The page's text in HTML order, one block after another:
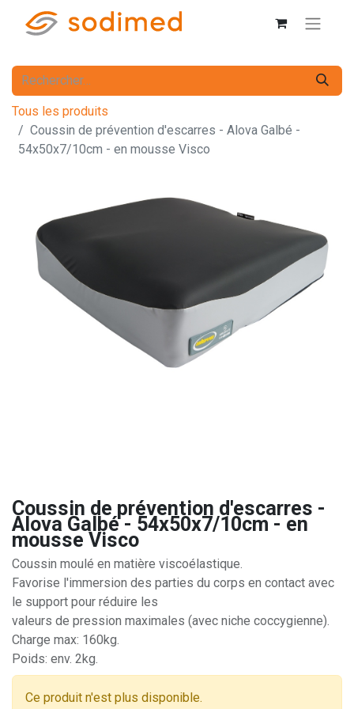
Tous les produits
Coussin de prévention d'escarres - Alova Galbé -
54x50x7/10cm - en mousse Visco
Coussin de prévention d'escarres -
Alova Galbé - 54x50x7/10cm - en
mousse Visco
Coussin moulé en matière viscoélastique.
Favorise l'immersion des parties du corps en contact avec
le support pour réduire les
valeurs de pression maximales (avec niche coccygienne).
Charge max: 160kg.
Poids: env. 2kg.
Ce produit n'est plus disponible.